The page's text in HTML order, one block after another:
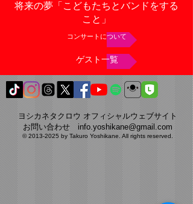
将来の夢「こどもたちとバンドをする
こと」
コンサートについて
ゲスト一覧
ヨシカネタクロウ オフィシャルウェブサイト​
​お問い合わせinfo.yoshikane@gmail.com
©2013-2025 by Takuro Yoshikane. All rights reserved.